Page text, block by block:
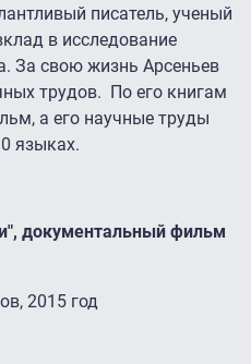
писатель, ученый
в исследование
За свою жизнь Арсеньев
трудов. По его книгам
а его научные труды
языках.
документальный фильм
2015 год